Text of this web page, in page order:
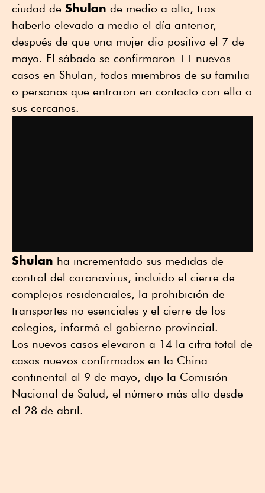
ciudad de Shulan de medio a alto, tras
haberlo elevado a medio el día anterior,
después de que una mujer dio positivo el 7 de
mayo. El sábado se confirmaron 11 nuevos
casos en Shulan, todos miembros de su familia
o personas que entraron en contacto con ella o
sus cercanos.
Shulan ha incrementado sus medidas de
control del coronavirus, incluido el cierre de
complejos residenciales, la prohibición de
transportes no esenciales y el cierre de los
colegios, informó el gobierno provincial.
Los nuevos casos elevaron a 14 la cifra total de
casos nuevos confirmados en la China
continental al 9 de mayo, dijo la Comisión
Nacional de Salud, el número más alto desde
el 28 de abril.